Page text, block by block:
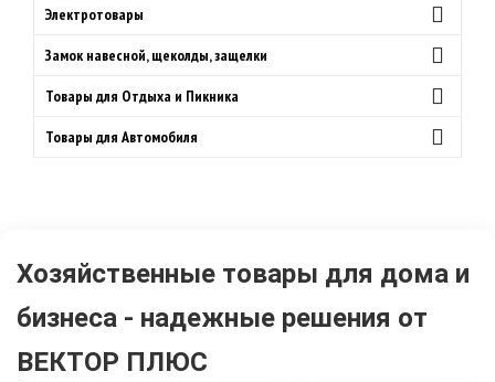
Электротовары
Замок навесной, щеколды, защелки
Товары для Отдыха и Пикника
Товары для Автомобиля
Хозяйственные товары для дома и
бизнеса - надежные решения от
ВЕКТОР ПЛЮС